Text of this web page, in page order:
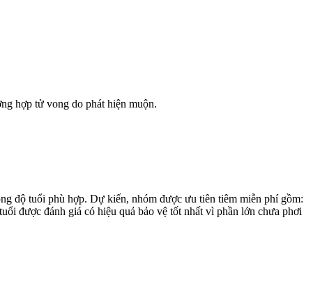
hợp t‌ử von‌g do phát hiện muộn.
độ tuổi phù hợp. Dự kiến, nhóm được ưu tiên tiêm miễn phí gồm:
được đánh giá có hiệu quả bảo vệ tốt nhất vì phần lớn chưa phơi